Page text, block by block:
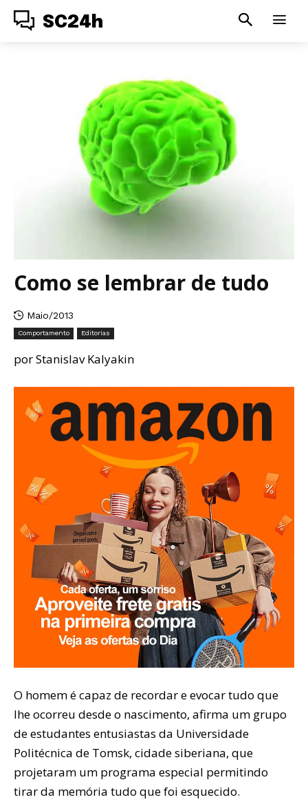
SC24h
Como se lembrar de tudo
Maio/2013
Comportamento Editorias
por Stanislav Kalyakin
O homem é capaz de recordar e evocar tudo que
lhe ocorreu desde o nascimento, afirma um grupo
de estudantes entusiastas da Universidade
Politécnica de Tomsk, cidade siberiana, que
projetaram um programa especial permitindo
tirar da memória tudo que foi esquecido.